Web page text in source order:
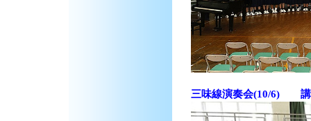
三味線演奏会(10/6)